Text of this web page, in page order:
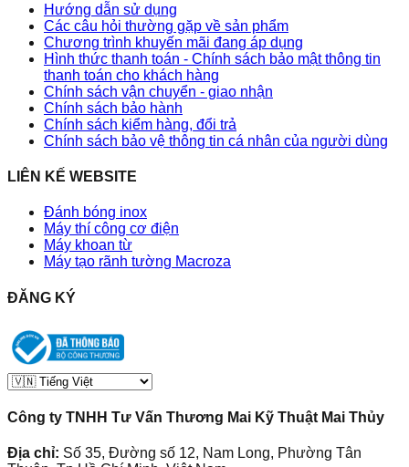
Hướng dẫn sử dụng
Các câu hỏi thường gặp về sản phẩm
Chương trình khuyến mãi đang áp dụng
Hình thức thanh toán - Chính sách bảo mật thông tin
thanh toán cho khách hàng
Chính sách vận chuyển - giao nhận
Chính sách bảo hành
Chính sách kiểm hàng, đổi trả
Chính sách bảo vệ thông tin cá nhân của người dùng
LIÊN KẾ WEBSITE
Đánh bóng inox
Máy thí công cơ điện
Máy khoan từ
Máy tạo rãnh tường Macroza
ĐĂNG KÝ
Công ty TNHH Tư Vấn Thương Mai Kỹ Thuật Mai Thủy
Địa chỉ: Số 35, Đường số 12, Nam Long, Phường Tân